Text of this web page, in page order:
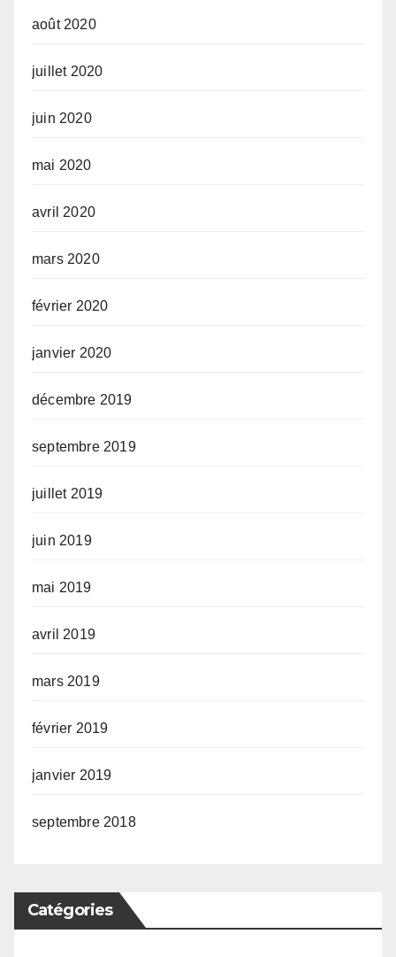
août 2020
juillet 2020
juin 2020
mai 2020
avril 2020
mars 2020
février 2020
janvier 2020
décembre 2019
septembre 2019
juillet 2019
juin 2019
mai 2019
avril 2019
mars 2019
février 2019
janvier 2019
septembre 2018
Catégories